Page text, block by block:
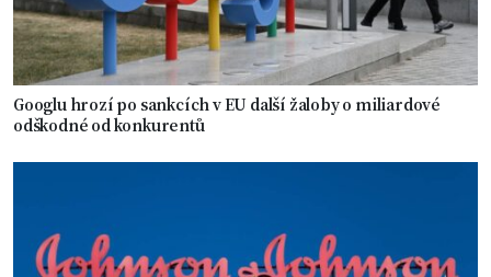
Googlu hrozí po sankcích v EU další žaloby o miliardové
odškodné od konkurentů